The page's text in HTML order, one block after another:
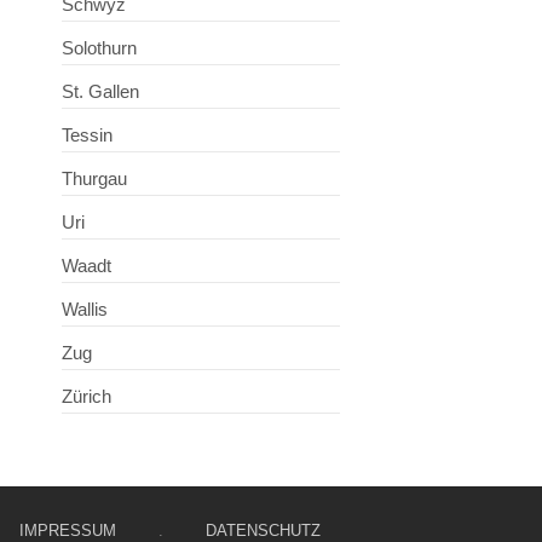
Schwyz
Solothurn
St. Gallen
Tessin
Thurgau
Uri
Waadt
Wallis
Zug
Zürich
IMPRESSUM . DATENSCHUTZ